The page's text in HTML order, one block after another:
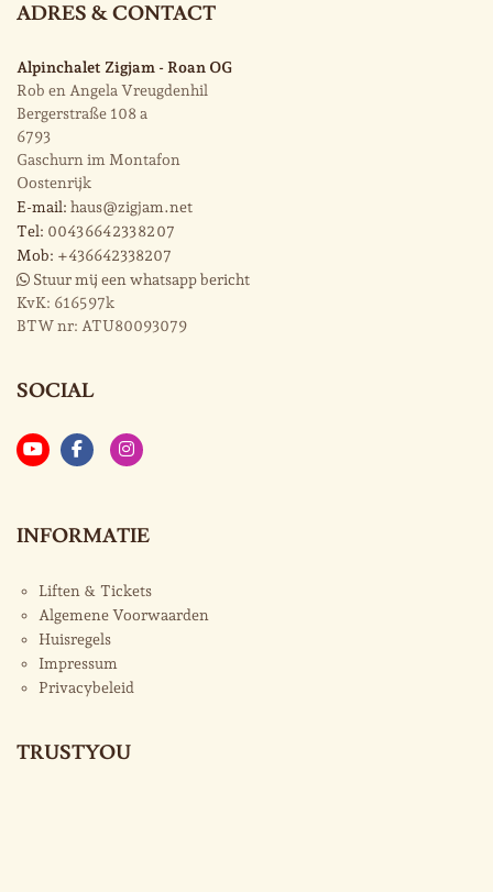
ADRES & CONTACT
Alpinchalet Zigjam - Roan OG
Rob en Angela Vreugdenhil
Bergerstraße 108 a
6793
Gaschurn im Montafon
Oostenrijk
E-mail: haus@zigjam.net
Tel: 0043 664 233 82 07
Mob: +436642338207
Stuur mij een whatsapp bericht
KvK: 616597k
BTW nr: ATU80093079
SOCIAL
INFORMATIE
Liften & Tickets
Algemene Voorwaarden
Huisregels
Impressum
Privacybeleid
TRUSTYOU